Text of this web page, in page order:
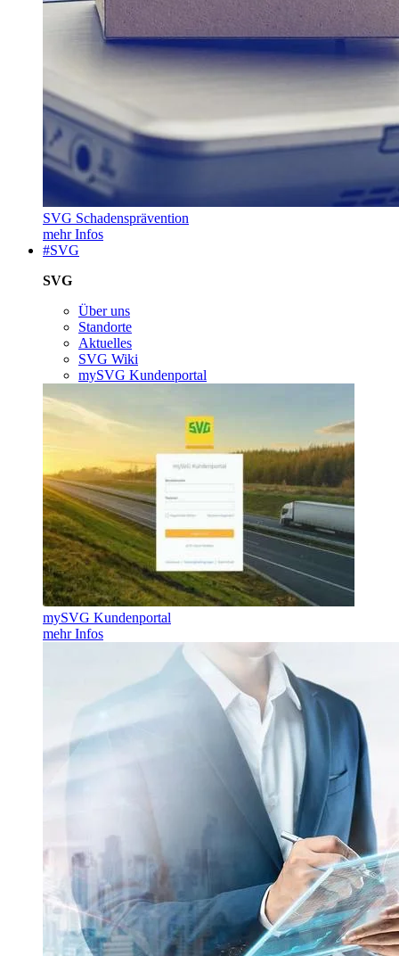
SVG Schadensprävention
mehr Infos
#SVG
SVG
Über uns
Standorte
Aktuelles
SVG Wiki
mySVG Kundenportal
mySVG Kundenportal
mehr Infos